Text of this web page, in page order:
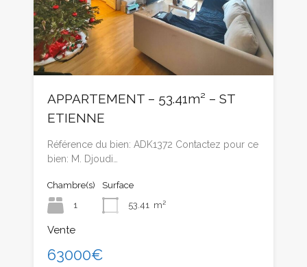
APPARTEMENT – 53.41m² – ST
ETIENNE
Référence du bien: ADK1372 Contactez pour ce
bien: M. Djoudi…
Chambre(s)
1
Surface
53.41 m²
Vente
63000€